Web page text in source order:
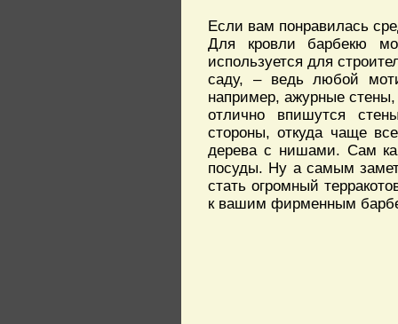
Если вам понравилась
Для кровли барбекю
используется для
саду, – ведь любой
например, ажурные
отлично впишутся
стороны, откуда чаще
дерева с нишами. Сам
посуды. Ну а самым
стать огромный
к вашим фирменным